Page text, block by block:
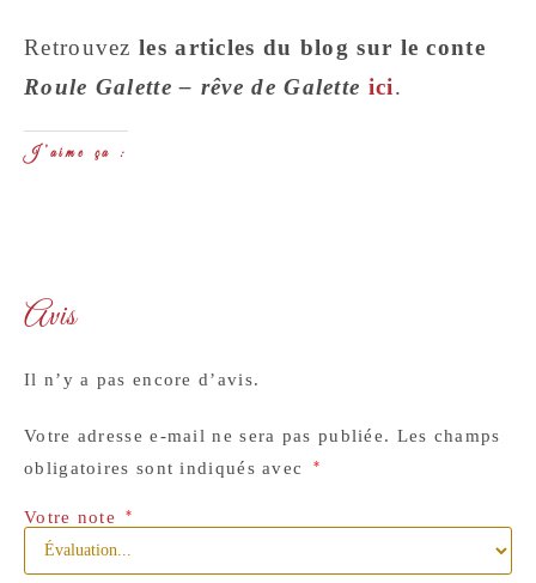
Retrouvez les articles du blog sur le conte
Roule Galette – rêve de Galette ici.
J’aime ça :
Avis
Il n’y a pas encore d’avis.
Votre adresse e-mail ne sera pas publiée. Les champs
obligatoires sont indiqués avec
*
Votre note *